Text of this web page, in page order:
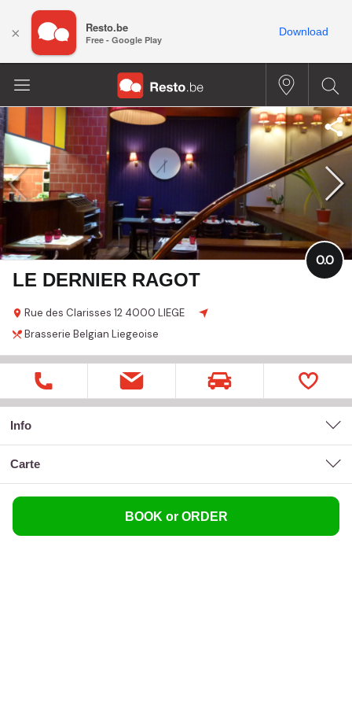
LE DERNIER RAGOT
Rue des Clarisses 12 4000 LIEGE
0.0
Brasserie Belgian Liegeoise
Info
carte
BOOK or ORDER
× Resto.be
Free - Google Play
Download